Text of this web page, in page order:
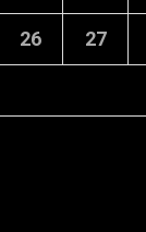
26 27